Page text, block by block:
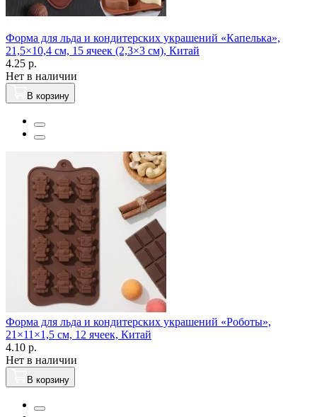
Форма для льда и кондитерских украшений «Капелька»,
21,5×10,4 см, 15 ячеек (2,3×3 см), Китай
4.25 р.
Нет в наличии
В корзину
Форма для льда и кондитерских украшений «Роботы»,
21×11×1,5 см, 12 ячеек, Китай
4.10 р.
Нет в наличии
В корзину